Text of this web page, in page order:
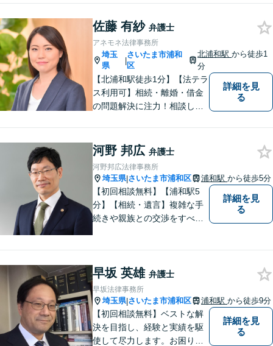
会社経営、経理・税務などに
も詳しく、きめ細かく対応致
します。刑事事件にも力を入
れています。
佐藤 有紗 弁護士
アネモネ法律事務所
埼玉
県
|
さいたま市浦和
区
北浦和駅から徒歩1
分
【北浦和駅徒歩1分】【法テラ
ス利用可】相続・離婚・借金
の問題解決に注力！相談して
具体的なアドバイスを行うよ
う心がけております。 新たな
人生の第一歩を全力でサポー
トいたしますので、ぜひご相
談ください。
詳細を見
る
河野 邦広 弁護士
河野邦広法律事務所
埼玉県|さいたま市浦和区 浦和駅 から徒歩5分
【初回相談無料】【浦和駅5
分】【相続・遺言】複雑な手
続きや親族との交渉をすべて
務】ビジネスの経験を活かし
現実的なサポートを提供【夜
間休日対応可】
詳細を見
る
早坂 英雄 弁護士
早坂法律事務所
埼玉県|さいたま市浦和区 浦和駅 から徒歩9分
【初回相談無料】ベストな解
決を目指し、経験と実績を駆
使して尽力します。お困りの
詳細を見
る